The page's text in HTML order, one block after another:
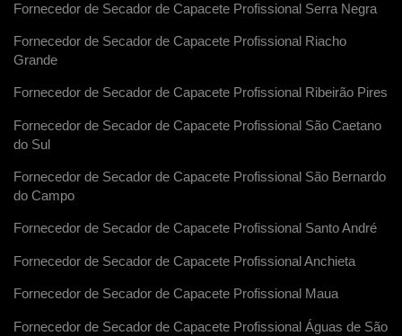
Fornecedor de Secador de Capacete Profissional Serra Negra
Fornecedor de Secador de Capacete Profissional Riacho
Grande
Fornecedor de Secador de Capacete Profissional Ribeirão Pires
Fornecedor de Secador de Capacete Profissional São Caetano
do Sul
Fornecedor de Secador de Capacete Profissional São Bernardo
do Campo
Fornecedor de Secador de Capacete Profissional Santo André
Fornecedor de Secador de Capacete Profissional Anchieta
Fornecedor de Secador de Capacete Profissional Maua
Fornecedor de Secador de Capacete Profissional Águas de São